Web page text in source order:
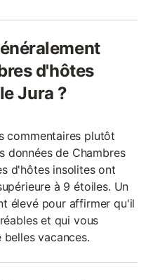
d'hôtes
Jura ?
commentaires plutôt
données de Chambres
d'hôtes insolites ont
à 9 étoiles. Un
élevé pour affirmer qu'il
et qui vous
vacances.